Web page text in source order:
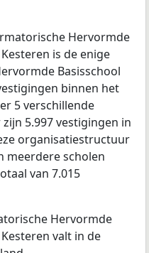
Hervormde
is de enige
Basisschool
binnen het
5 verschillende
5.997 vestigingen in
organisatiestructuur
meerdere scholen
van 7.015
Hervormde
valt in de